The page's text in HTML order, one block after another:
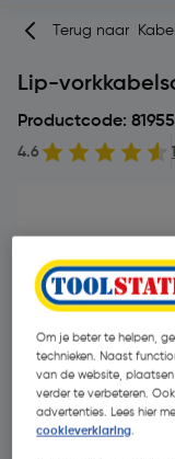
Terug naar
Lip-
Productcode: 81955
4.6
Om je beter te helpen,
technieken. Naast
van de website,
verder te verbeteren.
advertenties. Lees hier
cookieverklaring.